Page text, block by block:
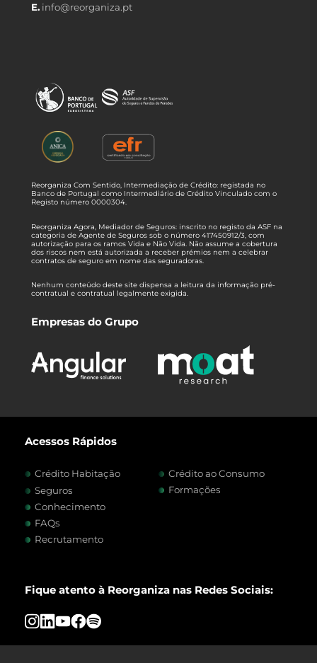
E. info@reorganiza.pt
Reorganiza Com Sentido, Intermediação de Crédito: registada no
Banco de Portugal como Intermediário de Crédito Vinculado com o
Registo número 0000304.
Reorganiza Agora, Mediador de Seguros: inscrito no registo da ASF na
categoria de Agente de Seguros sob o número 417450912/3, com
autorização para os ramos Vida e Não Vida. Não assume a cobertura
dos riscos nem está autorizada a receber prémios nem a celebrar
contratos de seguro em nome das seguradoras.
Nenhum conteúdo deste site dispensa a leitura da informação pré-
contratual e contratual legalmente exigida.
Empresas do Grupo
Acessos Rápidos
Crédito Habitação
Crédito ao Consumo
Seguros
Formações
Conhecimento
FAQs
Recrutamento
Fique atento à Reorganiza nas Redes Sociais: